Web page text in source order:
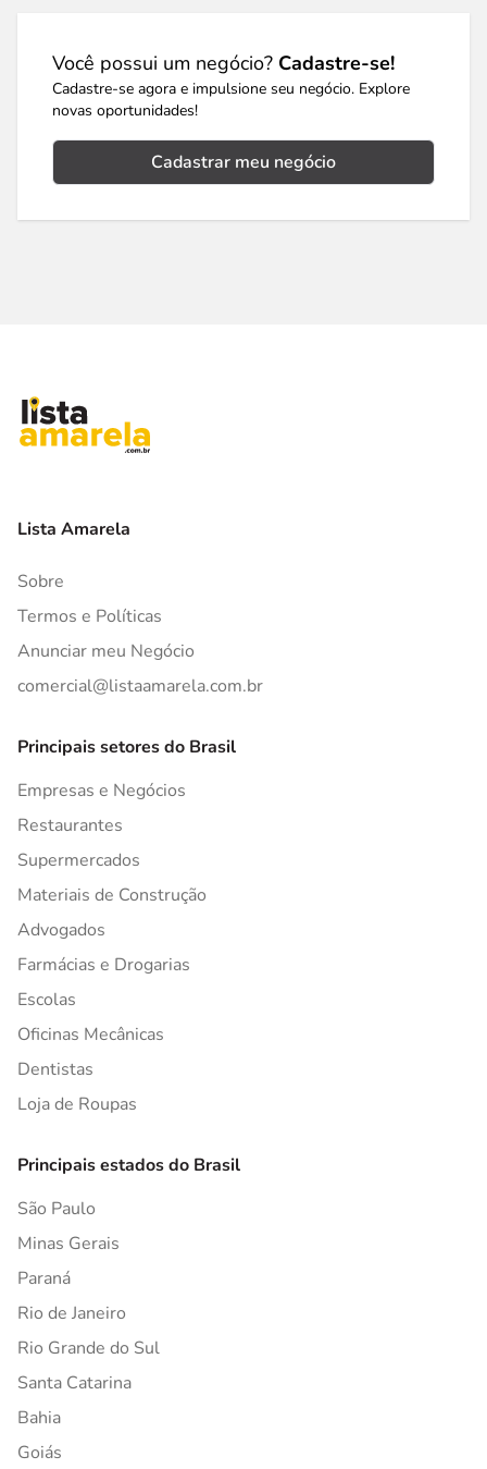
Você possui um negócio? Cadastre-se!
Cadastre-se agora e impulsione seu negócio. Explore
novas oportunidades!
Cadastrar meu negócio
Lista Amarela
Sobre
Termos e Políticas
Anunciar meu Negócio
comercial@listaamarela.com.br
Principais setores do Brasil
Empresas e Negócios
Restaurantes
Supermercados
Materiais de Construção
Advogados
Farmácias e Drogarias
Escolas
Oficinas Mecânicas
Dentistas
Loja de Roupas
Principais estados do Brasil
São Paulo
Minas Gerais
Paraná
Rio de Janeiro
Rio Grande do Sul
Santa Catarina
Bahia
Goiás